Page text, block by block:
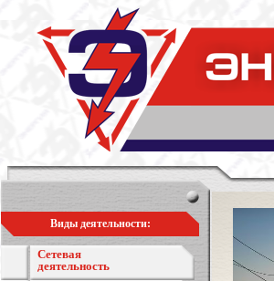
Виды деятельности:
Сетевая
деятельность